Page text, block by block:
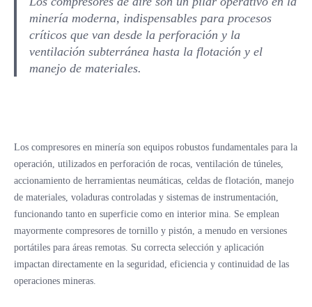
minería moderna, indispensables para procesos
críticos que van desde la perforación y la
ventilación subterránea hasta la flotación y el
manejo de materiales.
Los compresores en minería son equipos robustos fundamentales para la
operación, utilizados en perforación de rocas, ventilación de túneles,
accionamiento de herramientas neumáticas, celdas de flotación, manejo
de materiales, voladuras controladas y sistemas de instrumentación,
funcionando tanto en superficie como en interior mina. Se emplean
mayormente compresores de tornillo y pistón, a menudo en versiones
portátiles para áreas remotas. Su correcta selección y aplicación
impactan directamente en la seguridad, eficiencia y continuidad de las
operaciones mineras.